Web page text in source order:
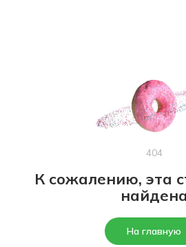
404
К сожалению, эта
На главную